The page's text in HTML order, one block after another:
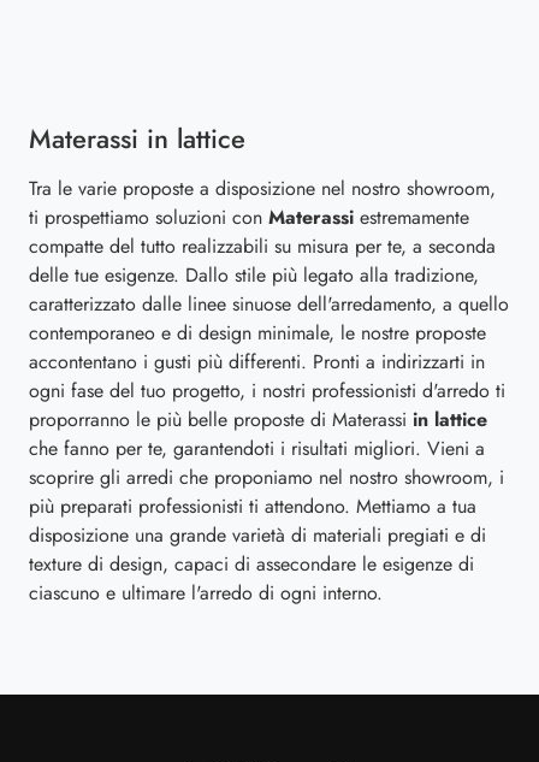
Materassi in lattice
Tra le varie proposte a disposizione nel nostro showroom,
ti prospettiamo soluzioni con Materassi estremamente
compatte del tutto realizzabili su misura per te, a seconda
delle tue esigenze. Dallo stile più legato alla tradizione,
caratterizzato dalle linee sinuose dell'arredamento, a quello
contemporaneo e di design minimale, le nostre proposte
accontentano i gusti più differenti. Pronti a indirizzarti in
ogni fase del tuo progetto, i nostri professionisti d'arredo ti
proporranno le più belle proposte di Materassi in lattice
che fanno per te, garantendoti i risultati migliori. Vieni a
scoprire gli arredi che proponiamo nel nostro showroom, i
più preparati professionisti ti attendono. Mettiamo a tua
disposizione una grande varietà di materiali pregiati e di
texture di design, capaci di assecondare le esigenze di
ciascuno e ultimare l'arredo di ogni interno.